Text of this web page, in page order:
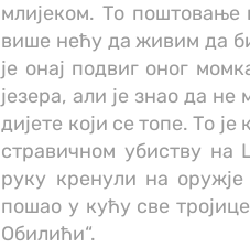
млијеком. То поштовање
више нећу да живим да
је онај подвиг оног
језера, али је знао да
дијете који се топе. То
стравичном убиству на
руку кренули на
пошао у кућу све
Обилићи“.